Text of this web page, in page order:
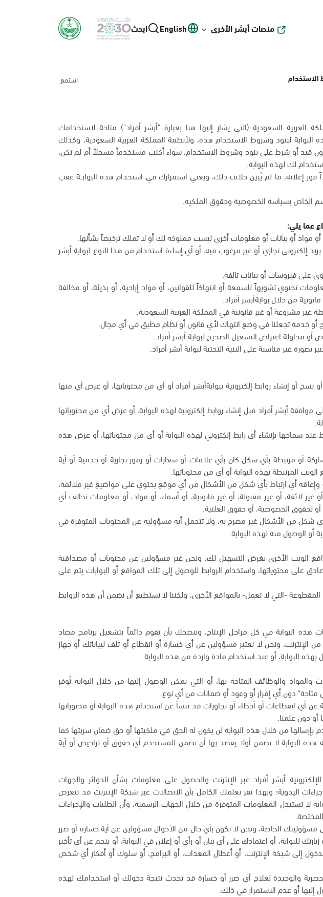
منصات أبشر الأخرى English ابحث
استمع
العربية السعودية (التي يشار إليها هنا بعبارة "أبشر أفراد") متاحة لاستخدامك
لبنود وشروط الاستخدام هذه، ولأنظمة المملكة العربية السعودية، وكذلك
قيد أو شرط على بنود وشروط الاستخدام، سواء أكنت مستخدماً مسجلاً أم لم تكن،
لك لهذه البوابة.
فور إعلانه، ما لم يُبين خلاف ذلك، ويعني استمرارك في استخدام هذه البوابــة عقب
الخاص بسياسة الخصوصية وحقوق الملكية.
عما يلي:
مواد أو بيانات أو معلومات أخرى ليست مملوكة لك أو لا تملك ترخيصاً بشأنها.
إلكتروني تجاري أو غير مرغوب فيه، أو أي إساءة استخدام من هذا النوع لبوابة أبشر
على فيروسات أو بيانات تالفة.
تحتوي تشويهاً للسمعة أو انتهاكاً للقوانين، أو مواد إباحية، أو بذيئة، أو مخالفة
من خلال بوابةأبشر أفراد.
غير مشروعة أو غير قانونية في المملكة العربية السعودية.
أو خدمة تجعلنا في وضع انتهاك لأي قانون أو نظام مطبق في أي مجال.
أو محاولة اعتراض التشغيل الصحيح لبوابة أبشر أفراد.
بصورة غير مناسبة على البنية التحتية لبوابة أبشر أفراد.
نسخ أو إنشاء روابط إلكترونية ببوابةأبشر أفراد أو أي من محتوياتها، أو عرض أي منها
أبشر أفراد قبل إنشاء روابط إلكترونية لهذه البوابة، أو عرض أي من محتوياتها
سماحها بإنشاء أي رابط إلكتروني لهذه البوابة أو أي من محتوياتها، أو عرض هذه
أو مرتبطة بأي شكل كان بأي علامات أو شعارات أو رموز تجارية أو خدمية أو أية
المرتبطة بهذه البوابة أو أي من محتوياتها.
أي ارتباط بأي شكل من الأشكال من أي موقع يحتوي على مواضيع غير ملائمة،
غير لائقة، أو غير مقبولة، أو غير قانونية، أو أسماء، أو مواد، أو معلومات تخالف أي
لحقوق الخصوصية، أو حقوق العلنية.
شكل من الأشكال غير مصرح به، ولا تتحمل أية مسؤولية عن المحتويات المتوفرة في
أو الوصول منه لهذه البوابة.
الويب الأخرى بغرض التسهيل لك، ونحن غير مسؤولين عن محتويات أو مصداقية
على محتوياتها، واستخدام الروابط للوصول إلى تلك المواقع أو البوابات يتم على
-التي لا تعمل- بالمواقع الأخرى، ولكننا لا نستطيع أن نضمن أن هذه الروابط
هذه البوابة في كل مراحل الإنتاج، وننصحك بأن تقوم دائماً بتشغيل برنامج مضاد
الإنترنت، ونحن لا نعتبر مسؤولين عن أي خسارة أو انقطاع أو تلف لبياناتك أو جهاز
البوابة، أو عند استخدام مادة واردة من هذه البوابة.
والمواد والوظائف المتاحة بها، أو التي يمكن الوصول إليها من خلال البوابة تُوفر
دون أي إقرار أو وعود أو ضمانات من أي نوع.
أي انقطاعات أو أخطاء أو تجاوزات قد تنشأ عن استخدام هذه البوابة أو محتوياتها
أو دون علمنا.
من خلال هذه البوابة لن يكون له الحق في ملكيتها أو حق ضمان سريتها كما
هذه البوابة لا تضمن أولا يقصد بها أن تضمن للمستخدم أي حقوق أو تراخيص أو أية
الإلكترونية أبشر أفراد عبر الإنترنت والحصول على معلومات بشأن الدوائر والجهات
اليدوية؛ وبهذا تقر بعلمك الكامل بأن الاتصالات عبر شبكة الإنترنت قد تتعرض
لا تستبدل المعلومات المتوفرة من خلال الجهات الرسمية، وأن الطلبات والإجراءات
مسؤوليتك الخاصة، ونحن لا نكون بأي حال من الأحوال مسؤولين عن أية خسارة أو ضرر
للبوابة، أو اعتمادك على أي بيان أو رأي أو إعلان في البوابة، أو ينجم عن أي تأخير
إلى شبكة الإنترنت، أو أعطال المعدات، أو البرامج، أو سلوك أو أفكار أي شخص
والوحيدة لعلاج أي ضرر أو خسارة قد تحدث نتيجة دخولك أو استخدامك لهذه
إليها أو عدم الاستمرار في ذلك.